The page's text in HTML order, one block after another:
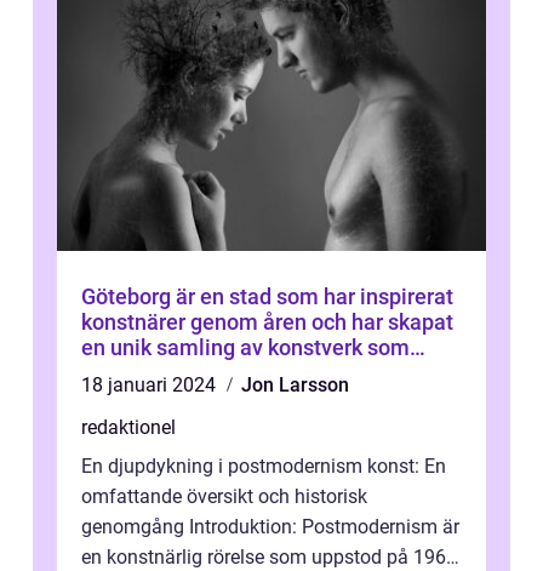
Göteborg är en stad som har inspirerat
konstnärer genom åren och har skapat
en unik samling av konstverk som
representerar staden
18 januari 2024
Jon Larsson
redaktionel
En djupdykning i postmodernism konst: En
omfattande översikt och historisk
genomgång Introduktion: Postmodernism är
en konstnärlig rörelse som uppstod på 1960-